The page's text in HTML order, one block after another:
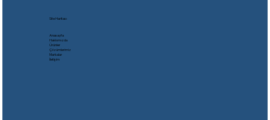
Site Haritası
Anasayfa
Hakkımızda
Ürünler
Çözümlerimiz
Markalar
İletişim